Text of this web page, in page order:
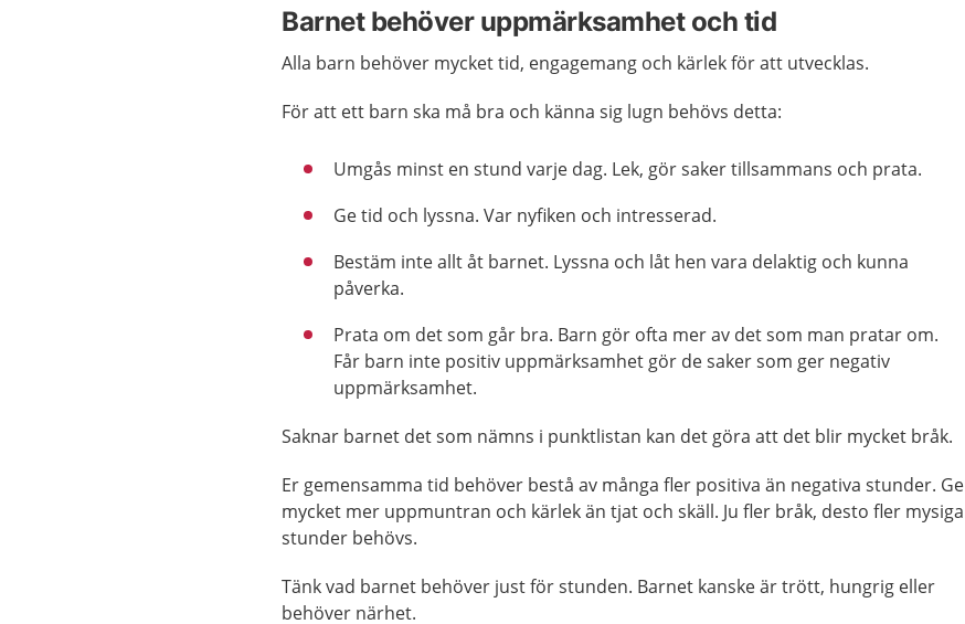
Barnet behöver uppmärksamhet och tid
Alla barn behöver mycket tid, engagemang och kärlek för att utvecklas.
För att ett barn ska må bra och känna sig lugn behövs detta:
Umgås minst en stund varje dag. Lek, gör saker tillsammans och prata.
Ge tid och lyssna. Var nyfiken och intresserad.
Bestäm inte allt åt barnet. Lyssna och låt hen vara delaktig och kunna
påverka.
Prata om det som går bra. Barn gör ofta mer av det som man pratar om.
Får barn inte positiv uppmärksamhet gör de saker som ger negativ
uppmärksamhet.
Saknar barnet det som nämns i punktlistan kan det göra att det blir mycket bråk.
Er gemensamma tid behöver bestå av många fler positiva än negativa stunder. Ge
mycket mer uppmuntran och kärlek än tjat och skäll. Ju fler bråk, desto fler mysiga
stunder behövs.
Tänk vad barnet behöver just för stunden. Barnet kanske är trött, hungrig eller
behöver närhet.